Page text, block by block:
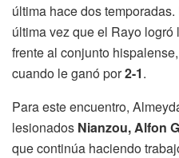
última hace dos
última vez que el Rayo
frente al conjunto
cuando le ganó por2-1.
Para este encuentro,
lesionados Nianzou, Alfon
que continúa haciendo